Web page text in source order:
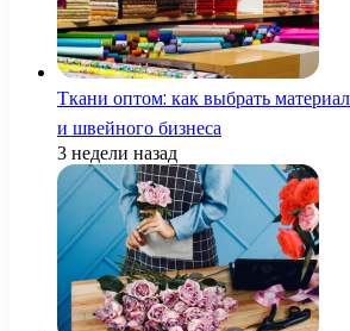
Ткани оптом: как выбрать
и швейного бизнеса
3 недели назад